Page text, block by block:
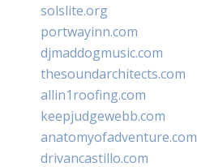
solslite.org
portwayinn.com
djmaddogmusic.com
thesoundarchitects.com
allin1roofing.com
keepjudgewebb.com
anatomyofadventure.com
drivancastillo.com